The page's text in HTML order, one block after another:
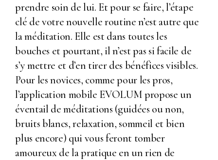
prendre soin de lui. Et pour se faire, l’étape
clé de votre nouvelle routine n’est autre que
la méditation. Elle est dans toutes les
bouches et pourtant, il n’est pas si facile de
s’y mettre et d’en tirer des bénéfices visibles.
Pour les novices, comme pour les pros,
l’application mobile EVOLUM propose un
éventail de méditations (guidées ou non,
bruits blancs, relaxation, sommeil et bien
plus encore) qui vous feront tomber
amoureux de la pratique en un rien de